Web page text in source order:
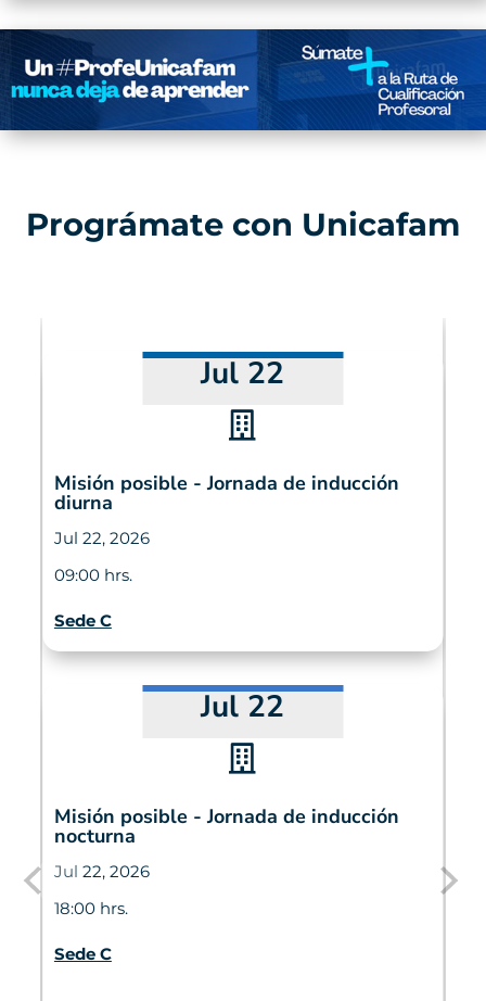
Prográmate con Unicafam
Jul 22

Misión posible - Jornada de inducción
diurna
Jul 22, 2026
09:00 hrs.
Sede C
Jul 22

Misión posible - Jornada de inducción
nocturna
Jul 22, 2026
18:00 hrs.
Sede C